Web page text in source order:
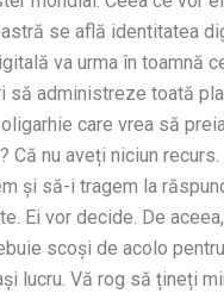
se află identitatea
va urma în toamnă
administreze toată
care vrea să
nu aveți niciun
și să-i tragem la
Ei vor decide. De
scoși de acolo
lucru. Vă rog să țineți